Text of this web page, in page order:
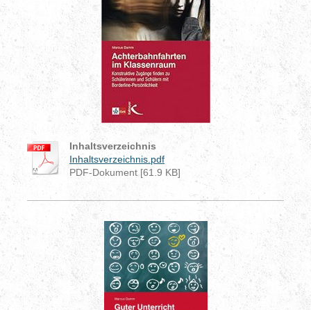
Inhaltsverzeichnis
Inhaltsverzeichnis.pdf
PDF-Dokument [61.9 KB]